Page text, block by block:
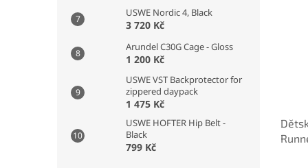
USWE Nordic 4, Black
3 720 Kč
Arundel C30G Cage - Gloss
1 200 Kč
USWE VST Backprotector for
zippered daypack
1 475 Kč
USWE HOFTER Hip Belt -
Black
799 Kč